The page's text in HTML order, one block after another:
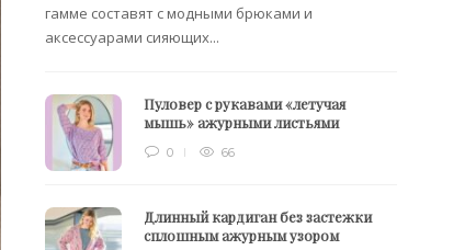
гамме составят с модными брюками и
аксессуарами сияющих...
Пуловер с рукавами «летучая
мышь» ажурными листьями
0 66
Длинный кардиган без застежки
сплошным ажурным узором